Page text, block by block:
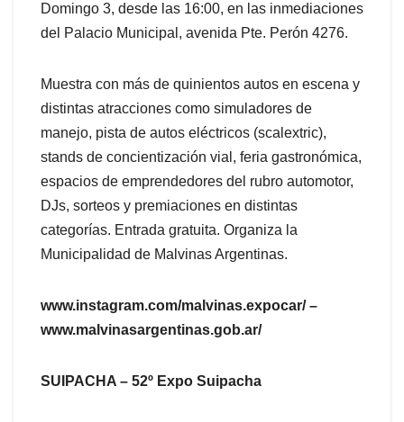
Domingo 3, desde las 16:00, en las inmediaciones
del Palacio Municipal, avenida Pte. Perón 4276.
Muestra con más de quinientos autos en escena y
distintas atracciones como simuladores de
manejo, pista de autos eléctricos (scalextric),
stands de concientización vial, feria gastronómica,
espacios de emprendedores del rubro automotor,
DJs, sorteos y premiaciones en distintas
categorías. Entrada gratuita. Organiza la
Municipalidad de Malvinas Argentinas.
www.instagram.com/malvinas.expocar/ –
www.malvinasargentinas.gob.ar/
SUIPACHA – 52º Expo Suipacha